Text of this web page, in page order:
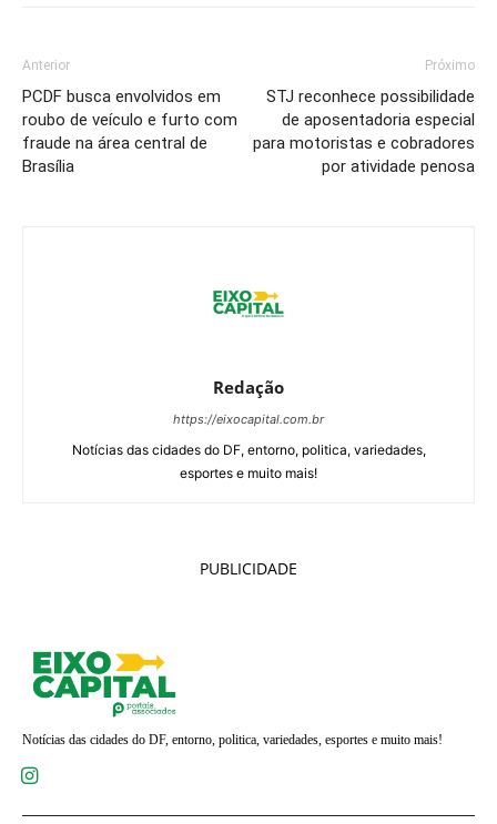
Anterior
PCDF busca envolvidos em
roubo de veículo e furto com
fraude na área central de
Brasília
Próximo
STJ reconhece possibilidade
de aposentadoria especial
para motoristas e cobradores
por atividade penosa
Redação
https://eixocapital.com.br
Notícias das cidades do DF, entorno, politica, variedades,
esportes e muito mais!
PUBLICIDADE
Notícias das cidades do DF, entorno, politica, variedades, esportes e muito mais!